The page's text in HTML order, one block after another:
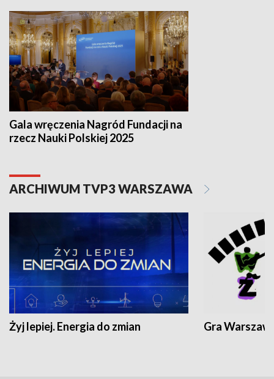
Gala wręczenia Nagród Fundacji na
rzecz Nauki Polskiej 2025
ARCHIWUM TVP3 WARSZAWA
Żyj lepiej. Energia do zmian Gra